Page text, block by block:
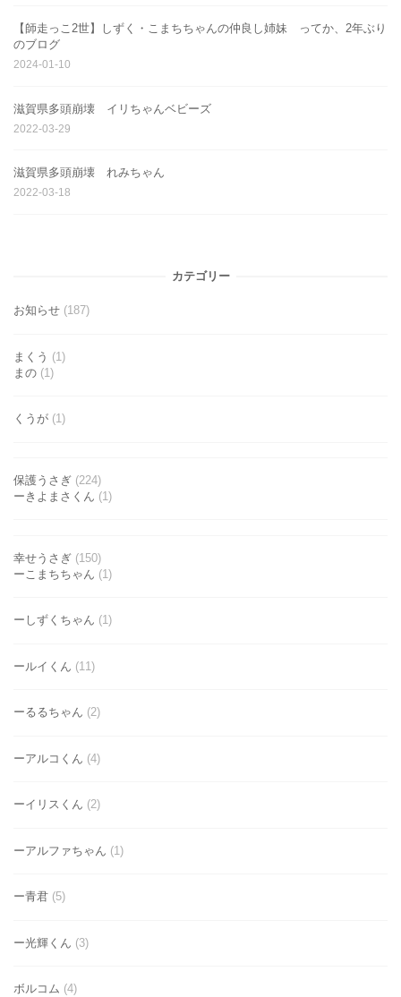
【師走っこ2世】しずく・こまちちゃんの仲良し姉妹 ってか、2年ぶり
のブログ
2024-01-10
滋賀県多頭崩壊 イリちゃんベビーズ
2022-03-29
滋賀県多頭崩壊 れみちゃん
2022-03-18
カテゴリー
お知らせ (187)
まくう (1)
まの (1)
くうが (1)
保護うさぎ (224)
ーきよまさくん (1)
幸せうさぎ (150)
ーこまちちゃん (1)
ーしずくちゃん (1)
ールイくん (11)
ーるるちゃん (2)
ーアルコくん (4)
ーイリスくん (2)
ーアルファちゃん (1)
ー青君 (5)
ー光輝くん (3)
ボルコム (4)